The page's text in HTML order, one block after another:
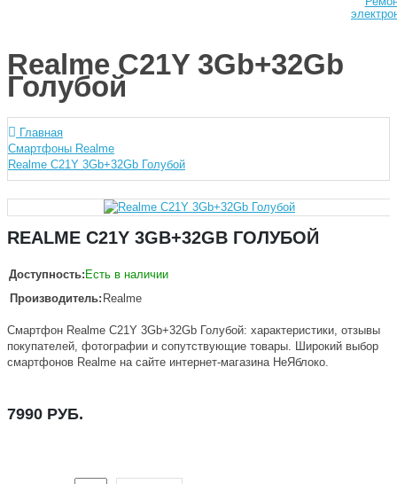
Realme C21Y 3Gb+32Gb
Голубой
Главная
Смартфоны Realme
Realme C21Y 3Gb+32Gb Голубой
REALME C21Y 3GB+32GB ГОЛУБОЙ
Доступность: Есть в наличии
Производитель: Realme
Смартфон Realme C21Y 3Gb+32Gb Голубой: характеристики, отзывы
покупателей, фотографии и сопутствующие товары. Широкий выбор
смартфонов Realme на сайте интернет-магазина НеЯблоко.
7990 РУБ.